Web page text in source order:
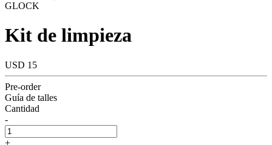
GLOCK
Kit de limpieza
USD 15
Pre-order
Guía de talles
Cantidad
-
+